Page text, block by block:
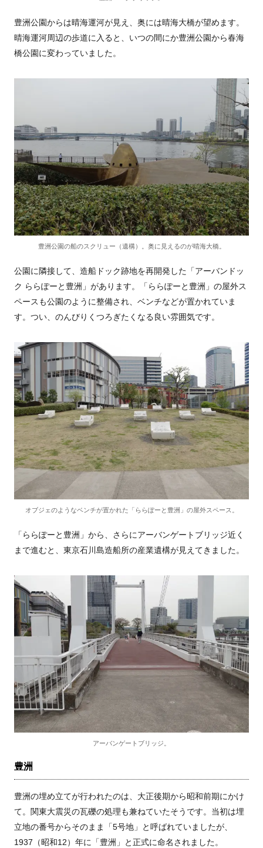
豊洲公園からは晴海運河が見え、奥には晴海大橋が望めます。
晴海運河周辺の歩道に入ると、いつの間にか豊洲公園から春海
橋公園に変わっていました。
豊洲公園の船のスクリュー（遺構）。奥に見えるのが晴海大橋。
公園に隣接して、造船ドック跡地を再開発した「アーバンドッ
ク ららぽーと豊洲」があります。「ららぽーと豊洲」の屋外ス
ペースも公園のように整備され、ベンチなどが置かれていま
す。つい、のんびりくつろぎたくなる良い雰囲気です。
オブジェのようなベンチが置かれた「ららぽーと豊洲」の屋外スペース。
「ららぽーと豊洲」から、さらにアーバンゲートブリッジ近く
まで進むと、東京石川島造船所の産業遺構が見えてきました。
アーバンゲートブリッジ。
豊洲
豊洲の埋め立てが行われたのは、大正後期から昭和前期にかけ
て。関東大震災の瓦礫の処理も兼ねていたそうです。当初は埋
立地の番号からそのまま「5号地」と呼ばれていましたが、
1937（昭和12）年に「豊洲」と正式に命名されました。